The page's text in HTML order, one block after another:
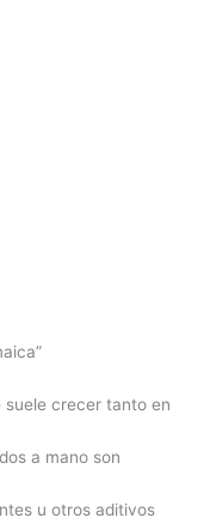
suele crecer tanto en
a mano son
u otros aditivos